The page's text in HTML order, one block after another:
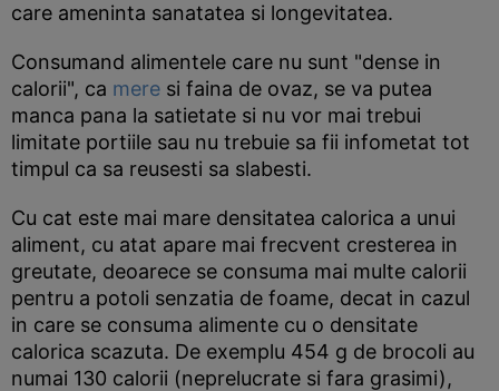
care ameninta sanatatea si longevitatea.
Consumand alimentele care nu sunt "dense in
calorii", ca mere si faina de ovaz, se va putea
manca pana la satietate si nu vor mai trebui
limitate portiile sau nu trebuie sa fii infometat tot
timpul ca sa reusesti sa slabesti.
Cu cat este mai mare densitatea calorica a unui
aliment, cu atat apare mai frecvent cresterea in
greutate, deoarece se consuma mai multe calorii
pentru a potoli senzatia de foame, decat in cazul
in care se consuma alimente cu o densitate
calorica scazuta. De exemplu 454 g de brocoli au
numai 130 calorii (neprelucrate si fara grasimi),